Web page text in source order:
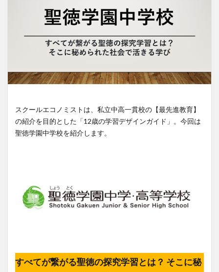
スクールエコノミストは、私立中高一貫校の【最先進教育】
の紹介を目的とした「12歳の学習デザインガイド」。今回は
聖徳学園中学校を紹介します。
すべてが繋がる聖徳の探究学習とは？ そこに秘